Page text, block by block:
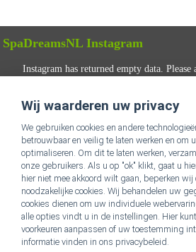
SpaDreamsNL Instagram
Instagram has returned empty data.
VOLG ONS
Ga naar SpaDreamsNL
Wij waarderen uw privacy
We gebruiken cookies en andere
betrouwbaar en veilig te laten werken en om
optimaliseren. Om dit te laten werken,
onze gebruikers. Als u op "ok" klikt, gaat u
hier niet mee akkoord wilt gaan, beperken
noodzakelijke cookies. Wij behandelen uw
cookies dienen om uw individuele
alle opties vindt u in de instellingen. Hier
voorkeuren aanpassen of uw toestemming
informatie vinden in ons privacybeleid.